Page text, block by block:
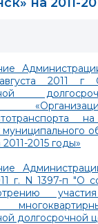
на 2011-
2011 г
2015 годы»
г. N 1397-п "О
участия
долгосрочной